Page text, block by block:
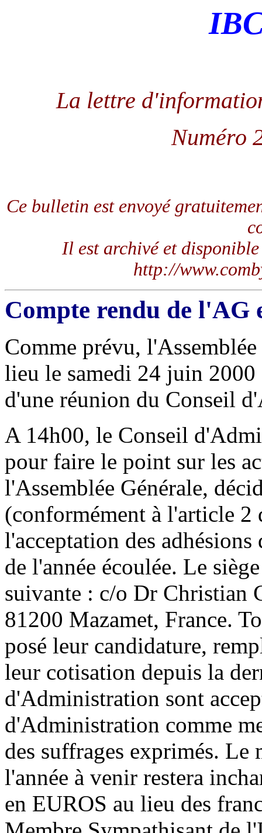
La lettre
Numéro
Ce bulletin est envoyé
Il est archivé et
http://
Compte rendu de l'AG
Comme prévu,
lieu le samedi 24 juin 2000
d'une réunion du Conseil
A 14h00, le Conseil
pour faire le point sur les
l'Assemblée Générale,
(conformément à l'article 2
l'acceptation des
de l'année écoulée. Le
suivante : c/o Dr Christian
81200 Mazamet, France.
posé leur candidature,
leur cotisation depuis la
d'Administration sont
d'Administration comme
des suffrages exprimés.
l'année à venir restera
en EUROS au lieu des